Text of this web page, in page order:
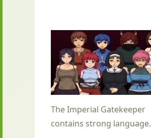
The Imperial Gatekeeper
contains strong language.